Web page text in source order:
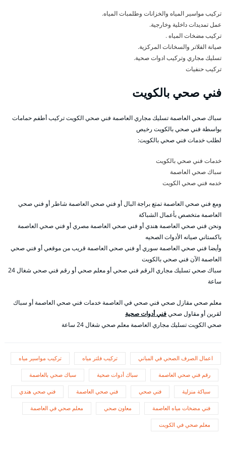
تركيب مواسير المياه والخزانات وطلمبات المياه.
عمل تمديدات داخلية وخارجية.
تركيب مضخات المياه .
صيانة الفلاتر والسخانات المركزية.
تسليك مجاري وتركيب ادوات صحية.
تركيب حنفيات
فني صحي بالكويت
سباك صحي العاصمة تسليك مجاري العاصمة فني صحي الكويت تركيب أطفم حمامات
بواسطة فني صحي بالكويت رخيص
لطلب خدمات فني صحي بالكويت:
خدمات فني صحي بالكويت
سباك صحي العاصمة
خدمه فني صحي الكويت
ومع فني صحي العاصمة تمتع براجة البال أو فني صحي العاصمة شاطر أو فني صحي
العاصمة متخصص بأعمال الشباكة
ونحن فني صحي العاصمة هندي أو فني صحي العاصمة مصري أو فني صحي العاصمة
باكستاني صيانه الأدوات الصحيه
وأيضا فني صحي العاصمة سوري أو فني صحي العاصمة قريب من موقعي أو فني صحي
العاصمة الآن فني صحي بالكويت
سباك صحي تسليك مجاري الرقم فني صحي أو معلم صحي أو رقم فني صحي شغال 24
ساعة
معلم صحي مقازل صحي فني صحي في العاصمة خدمات فني صحي العاصمة أو سباك
لقرين أو مقاول صحيفني أدوات صحية
صحي الكويت تسليك مجاري العاصمة معلم صحي شغال 24 ساعة
اعمال الصرف الصحي في المباني تركيب فلتر مياه تركيب مواسير مياه
رقم فني صحي العاصمة سباك أدوات صحية سباك صحي بالعاصمة
سباكة منزلية فني صحي فني صحي العاصمة فني صحي هندي
فني مضخات مياه العاصمة معاون صحي معلم صحي في العاصمة
معلم صحي في الكويت